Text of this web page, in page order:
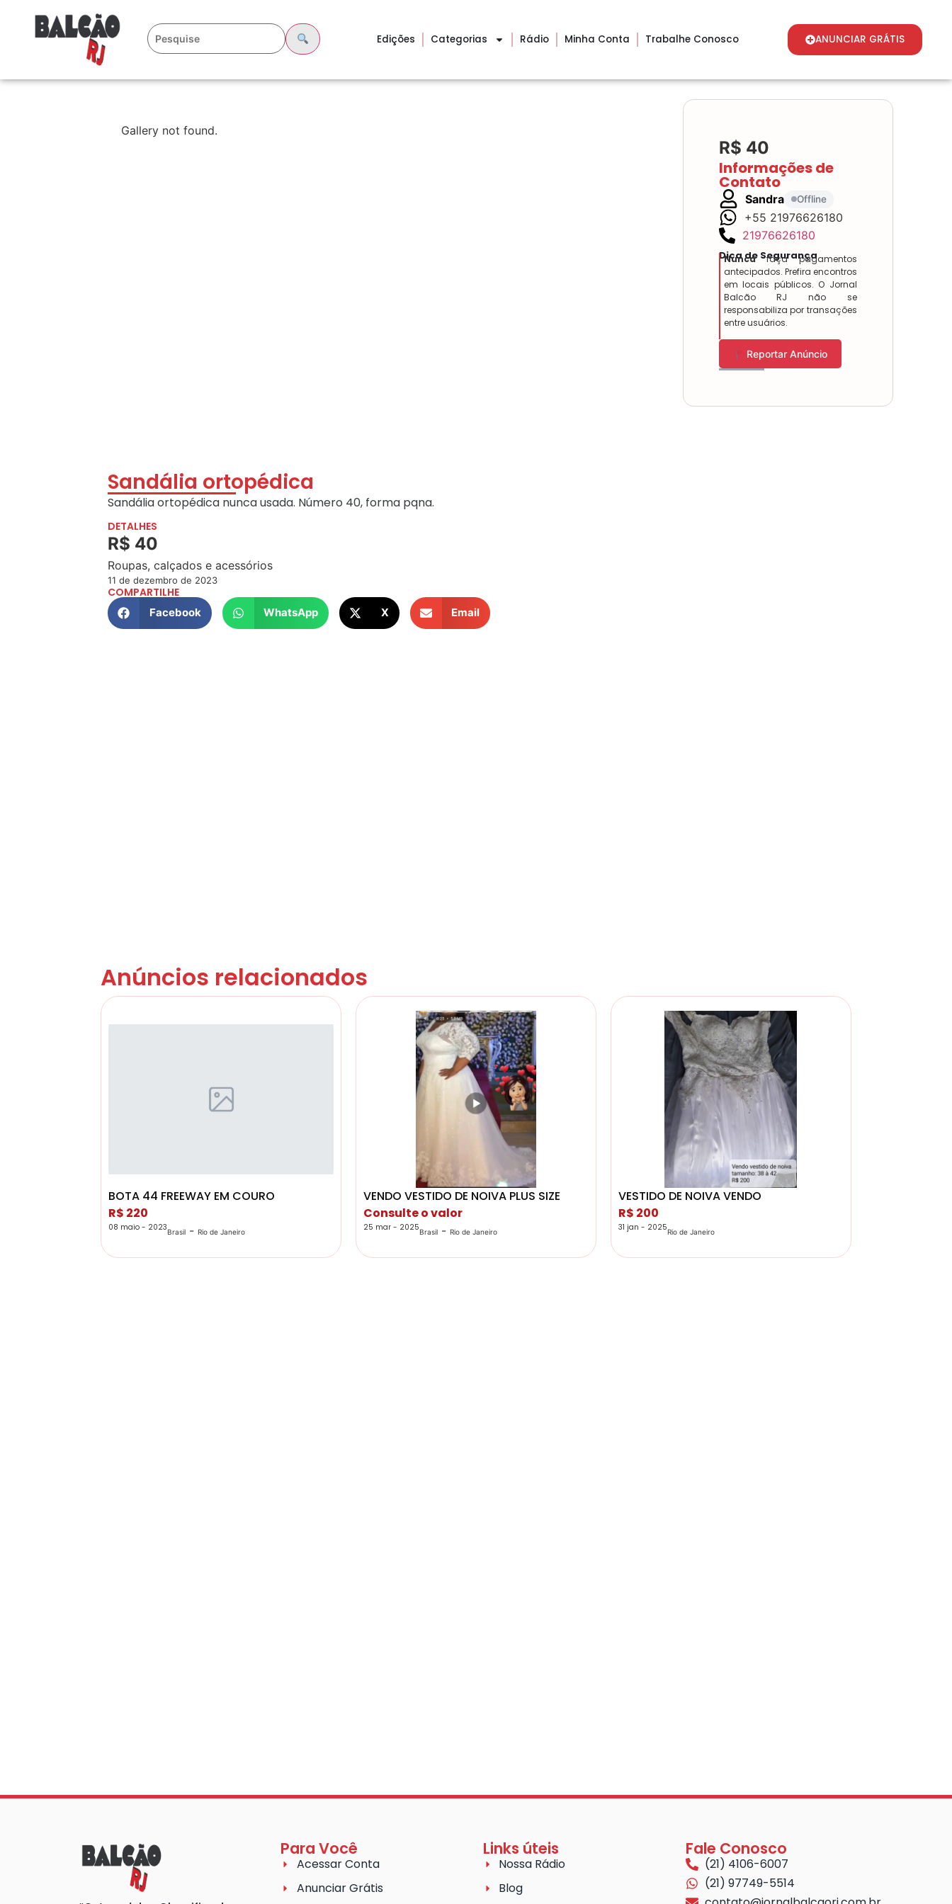
Edições Categorias Rádio Minha Conta Trabalhe Conosco ANUNCIAR GRÁTIS
Gallery not found.
R$ 40
Informações de
Contato
Sandra Offline
+55 21976626180
21976626180
Dica de Segurança
Nuncafaça pagamentos
antecipados. Prefira encontros
em locais públicos. O Jornal
Balcão RJ não se
responsabiliza por transações
entre usuários.
Reportar Anúncio
Sandália ortopédica
Sandália ortopédica nunca usada. Número 40, forma pqna.
DETALHES
R$ 40
Roupas, calçados e acessórios
11 de dezembro de 2023
COMPARTILHE
Facebook WhatsApp X Email
Anúncios relacionados
BOTA 44 FREEWAY EM COURO
R$ 220
08 maio - 2023Brasil - Rio de Janeiro
VENDO VESTIDO DE NOIVA PLUS SIZE
Consulte o valor
25 mar - 2025Brasil - Rio de Janeiro
VESTIDO DE NOIVA VENDO
R$ 200
31 jan - 2025Rio de Janeiro
Para Você
Acessar Conta
Anunciar Grátis
Links úteis
Nossa Rádio
Blog
Fale Conosco
(21) 4106-6007
(21) 97749-5514